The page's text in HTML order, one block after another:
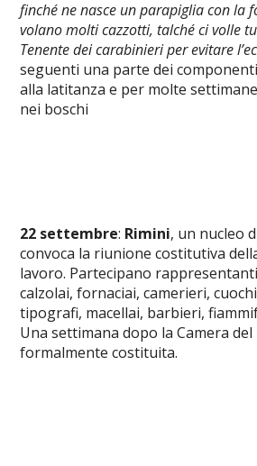
finché ne nasce un parapiglia con la
volano molti cazzotti, talché ci volle
Tenente dei carabinieri per evitare
seguenti una parte dei
alla latitanza e per molte
nei boschi
22 settembre: Rimini, un nucleo
convoca la riunione costitutiva
lavoro. Partecipano
calzolai, fornaciai, camerieri,
tipografi, macellai, barbieri,
Una settimana dopo la Camera
formalmente costituita.